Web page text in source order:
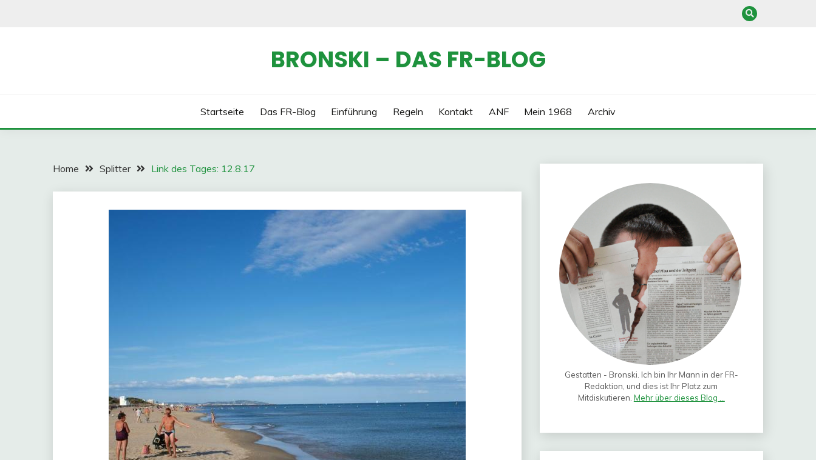
BRONSKI – DAS FR-BLOG
Startseite Das FR-Blog Einführung Regeln Kontakt ANF Mein 1968 Archiv
Home Splitter Link des Tages: 12.8.17
Gestatten - Bronski. Ich bin Ihr Mann in der FR-
Redaktion, und dies ist Ihr Platz zum
Mitdiskutieren. Mehr über dieses Blog ...